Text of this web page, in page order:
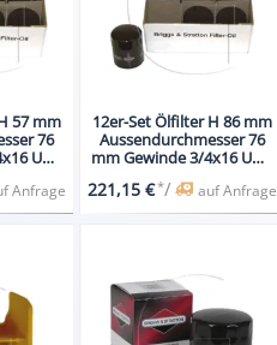
57 mm
76
UNF
Anfrage
12er-Set Ölfilter H 86 mm
Aussendurchmesser 76
mm Gewinde 3/4x16 UNF
221,15 €*/ auf Anfrage